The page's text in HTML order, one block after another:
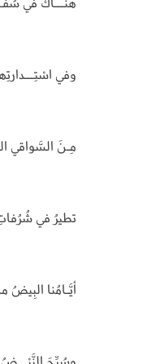
وفي
مِـنَ السَّواقي
تطيرُ في
أيَّـامُنا البِيضُ